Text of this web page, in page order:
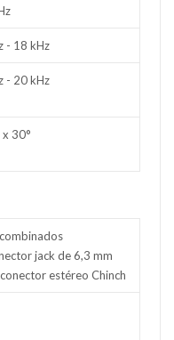
- 18 kHz
- 20 kHz
30°
jack de 6,3 mm
estéreo Chinch